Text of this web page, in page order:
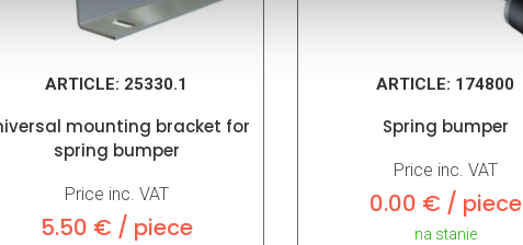
ARTICLE: 25330.1
mounting bracket for
spring bumper
Price inc. VAT
5.50 € / piece
ARTICLE: 174800
Spring bumper
Price inc. VAT
0.00 € / piece
na stanie